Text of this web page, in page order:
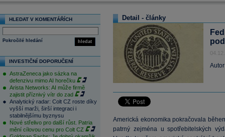
HLEDAT V KOMENTÁŘÍCH
hledat
Pokročilé hledání
INVESTIČNÍ DOPORUČENÍ
AstraZeneca jako sázka na
defenzivu mimo AI horečku
Arista Networks: AI může firmě
zajistit příznivý vítr do zad
Analytický radar: Colt CZ roste díky
vyšší marži, širší integraci i
stabilnějšímu byznysu
Nové střelivo pro další růst. Patria
mění cílovou cenu pro Colt CZ
Detail - články
Americká ekonomika pokračovala
patrný zejména u spotřebitelských